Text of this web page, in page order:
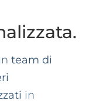
team di
in